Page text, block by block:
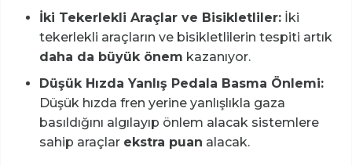
İki Tekerlekli Araçlar ve Bisikletliler: İki
tekerlekli araçların ve bisikletlilerin tespiti artık
daha da büyük önem kazanıyor.
Düşük Hızda Yanlış Pedala Basma Önlemi:
Düşük hızda fren yerine yanlışlıkla gaza
basıldığını algılayıp önlem alacak sistemlere
sahip araçlar ekstra puan alacak.